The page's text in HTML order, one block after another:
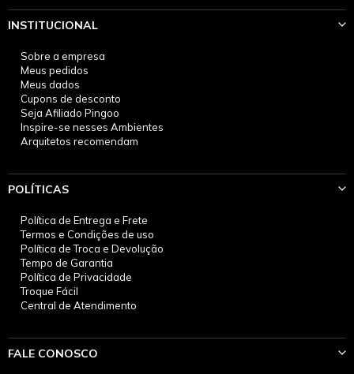
INSTITUCIONAL
Sobre a empresa
Meus pedidos
Meus dados
Cupons de desconto
Seja Afiliado Pingoo
Inspire-se nesses Ambientes
Arquitetos recomendam
POLÍTICAS
Política de Entrega e Frete
Termos e Condições de uso
Política de Troca e Devolução
Tempo de Garantia
Política de Privacidade
Troque Fácil
Central de Atendimento
FALE CONOSCO